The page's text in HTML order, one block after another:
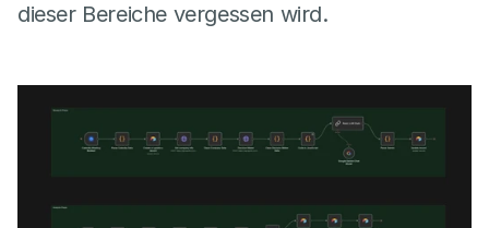
dieser Bereiche vergessen wird.